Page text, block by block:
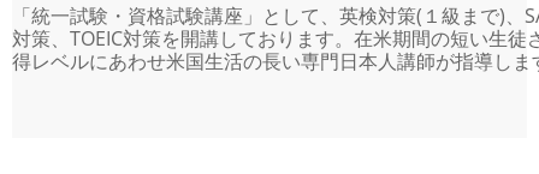
「統一試験・資格試験講座」として、英検対策(１級まで)、
対策、TOEIC対策を開講しております。在米期間の短い生徒
得レベルにあわせ米国生活の長い専門日本人講師が指導しま